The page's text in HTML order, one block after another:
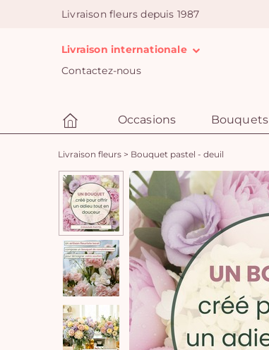
Livraison fleurs depuis 1987
Livraison internationale
Contactez-nous
Occasions Bouquets
Livraison fleurs > Bouquet pastel - deuil